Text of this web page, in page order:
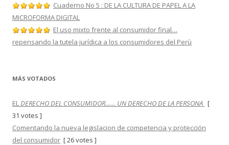
Cuaderno No 5 : DE LA CULTURA DE PAPEL A LA
MICROFORMA DIGITAL
El uso mixto frente al consumidor final…
repensando la tutela jurídica a los consumidores del Perù
MÁS VOTADOS
ELDERECHO DEL CONSUMIDOR…… UN DERECHO DE LA PERSONA [
31 votes ]
Comentando la nueva legislacion de competencia y protección
del consumidor [ 26 votes ]